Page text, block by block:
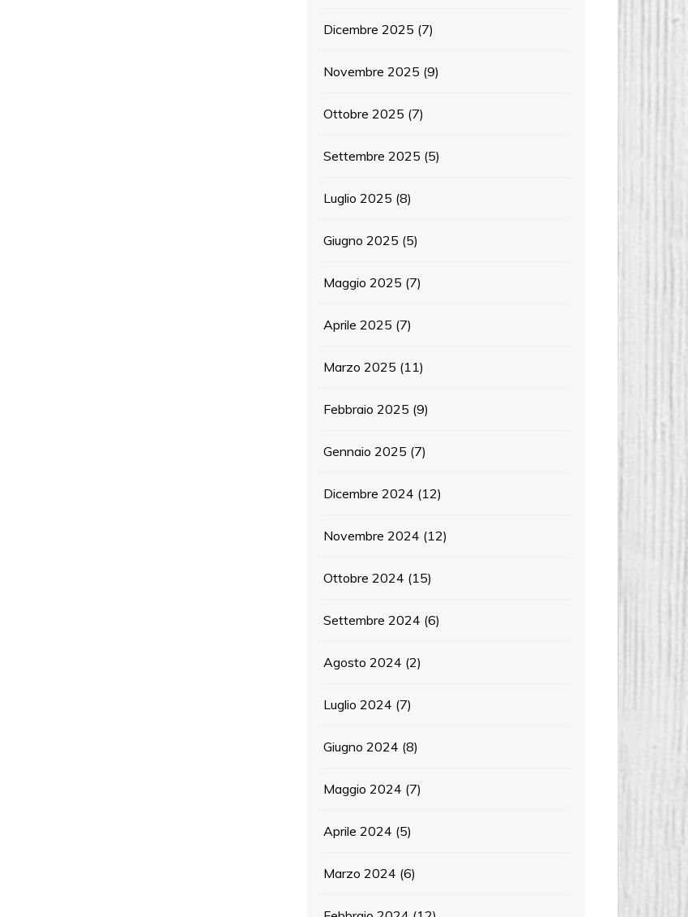
Dicembre 2025 (7)
Novembre 2025 (9)
Ottobre 2025 (7)
Settembre 2025 (5)
Luglio 2025 (8)
Giugno 2025 (5)
Maggio 2025 (7)
Aprile 2025 (7)
Marzo 2025 (11)
Febbraio 2025 (9)
Gennaio 2025 (7)
Dicembre 2024 (12)
Novembre 2024 (12)
Ottobre 2024 (15)
Settembre 2024 (6)
Agosto 2024 (2)
Luglio 2024 (7)
Giugno 2024 (8)
Maggio 2024 (7)
Aprile 2024 (5)
Marzo 2024 (6)